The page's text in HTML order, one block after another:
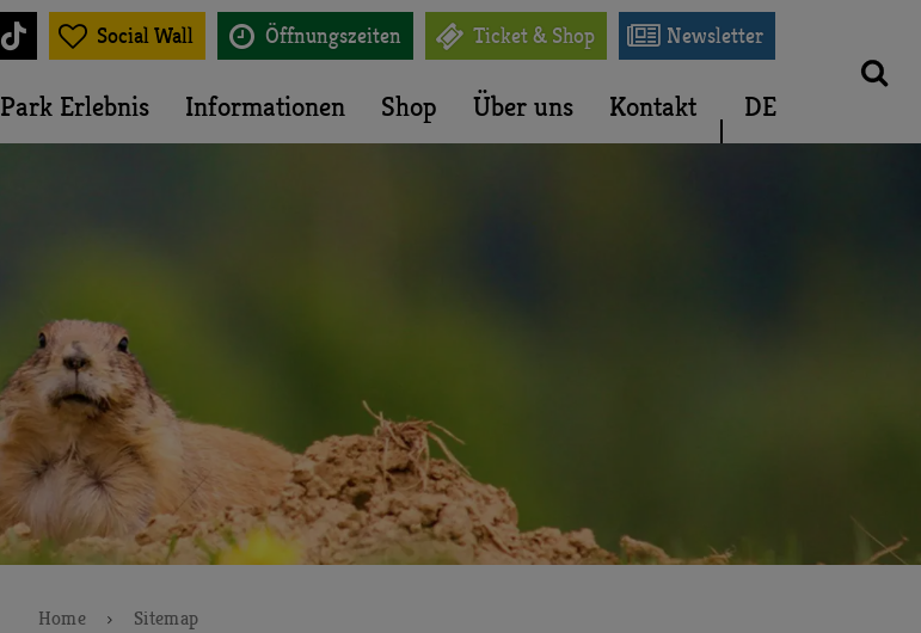
DE
Park Erlebnis Informationen Shop Über uns Kontakt
  Social Wall  Öffnungszeiten  Ticket & Shop  Newsletter
Home Sitemap